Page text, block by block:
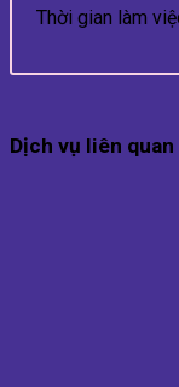
Thời gian làm
Dịch vụ liên quan